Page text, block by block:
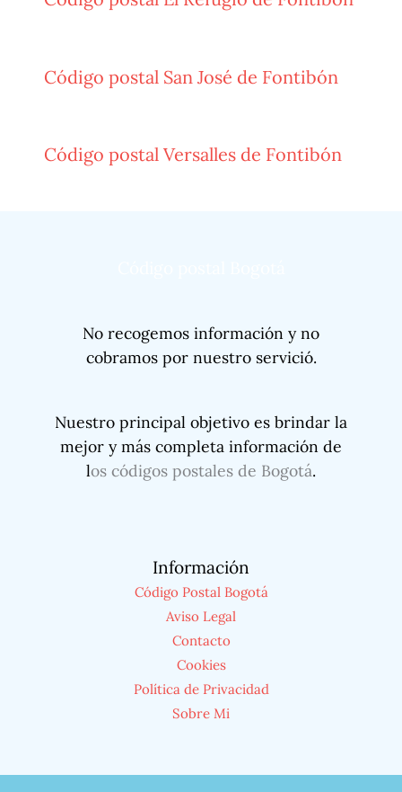
Código postal San José de Fontibón
Código postal Versalles de Fontibón
No recogemos información y no
cobramos por nuestro servició.
Nuestro principal objetivo es brindar la
mejor y más completa información de
los códigos postales de Bogotá.
Información
Código Postal Bogotá
Aviso Legal
Contacto
Cookies
Política de Privacidad
Sobre Mi